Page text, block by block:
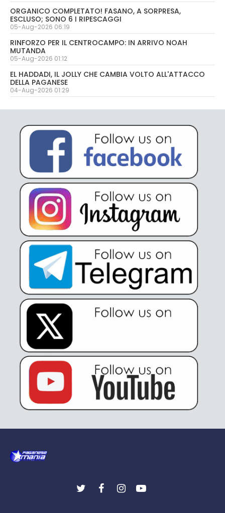
ORGANICO COMPLETATO! FASANO, A SORPRESA,
ESCLUSO; SONO 6 I RIPESCAGGI
05-Aug-2026 06:19
RINFORZO PER IL CENTROCAMPO: IN ARRIVO NOAH
MUTANDA
05-Aug-2026 01:12
EL HADDADI, IL JOLLY CHE CAMBIA VOLTO ALL'ATTACCO
DELLA PAGANESE
04-Aug-2026 01:29